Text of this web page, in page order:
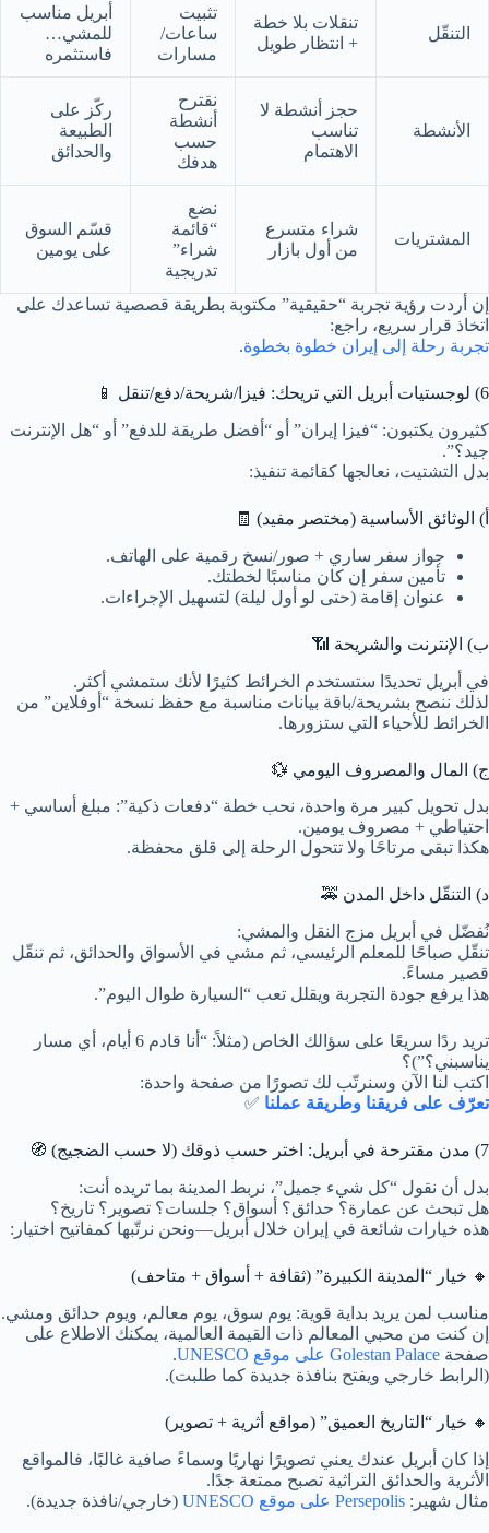
التنقّل
تنقلات بلا خطة
+ انتظار طويل
تثبيت
ساعات/
مسارات
أبريل مناسب
للمشي…
فاستثمره
الأنشطة
حجز أنشطة لا
تناسب
الاهتمام
نقترح
أنشطة
حسب
هدفك
ركّز على
الطبيعة
والحدائق
المشتريات
شراء متسرع
من أول بازار
نضع
“قائمة
شراء”
تدريجية
قسّم السوق
على يومين
إن أردت رؤية تجربة “حقيقية” مكتوبة بطريقة قصصية تساعدك على
اتخاذ قرار سريع، راجع:
تجربة رحلة إلى إيران خطوة بخطوة.
6) لوجستيات أبريل التي تريحك: فيزا/شريحة/دفع/تنقل 📱
كثيرون يكتبون: “فيزا إيران” أو “أفضل طريقة للدفع” أو “هل الإنترنت
جيد؟”.
بدل التشتيت، نعالجها كقائمة تنفيذ:
أ) الوثائق الأساسية (مختصر مفيد) 🧾
جواز سفر ساري + صور/نسخ رقمية على الهاتف.
تأمين سفر إن كان مناسبًا لخطتك.
عنوان إقامة (حتى لو أول ليلة) لتسهيل الإجراءات.
ب) الإنترنت والشريحة 📶
في أبريل تحديدًا ستستخدم الخرائط كثيرًا لأنك ستمشي أكثر.
لذلك ننصح بشريحة/باقة بيانات مناسبة مع حفظ نسخة “أوفلاين” من
الخرائط للأحياء التي ستزورها.
ج) المال والمصروف اليومي 💱
بدل تحويل كبير مرة واحدة، نحب خطة “دفعات ذكية”: مبلغ أساسي +
احتياطي + مصروف يومين.
هكذا تبقى مرتاحًا ولا تتحول الرحلة إلى قلق محفظة.
د) التنقّل داخل المدن 🚕
نُفضّل في أبريل مزج النقل والمشي:
تنقّل صباحًا للمعلم الرئيسي، ثم مشي في الأسواق والحدائق، ثم تنقّل
قصير مساءً.
هذا يرفع جودة التجربة ويقلل تعب “السيارة طوال اليوم”.
تريد ردًا سريعًا على سؤالك الخاص (مثلاً: “أنا قادم 6 أيام، أي مسار
يناسبني؟”)؟
اكتب لنا الآن وسنرتّب لك تصورًا من صفحة واحدة:
تعرّف على فريقنا وطريقة عملنا ✅
7) مدن مقترحة في أبريل: اختر حسب ذوقك (لا حسب الضجيج) 🧭
بدل أن نقول “كل شيء جميل”، نربط المدينة بما تريده أنت:
هل تبحث عن عمارة؟ حدائق؟ أسواق؟ جلسات؟ تصوير؟ تاريخ؟
هذه خيارات شائعة في إيران خلال أبريل—ونحن نرتّبها كمفاتيح اختيار:
🔸 خيار “المدينة الكبيرة” (ثقافة + أسواق + متاحف)
مناسب لمن يريد بداية قوية: يوم سوق، يوم معالم، ويوم حدائق ومشي.
إن كنت من محبي المعالم ذات القيمة العالمية، يمكنك الاطلاع على
صفحة Golestan Palace على موقع UNESCO
.
(الرابط خارجي ويفتح بنافذة جديدة كما طلبت).
🔸 خيار “التاريخ العميق” (مواقع أثرية + تصوير)
إذا كان أبريل عندك يعني تصويرًا نهاريًا وسماءً صافية غالبًا، فالمواقع
الأثرية والحدائق التراثية تصبح ممتعة جدًا.
مثال شهير: Persepolis على موقع UNESCO (خارجي/نافذة جديدة).